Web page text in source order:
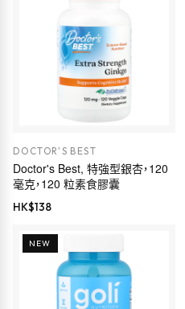
DOCTOR'S BEST
Doctor's Best, 特強型銀杏，120
毫克，120 粒素食膠囊
HK$138
NEW